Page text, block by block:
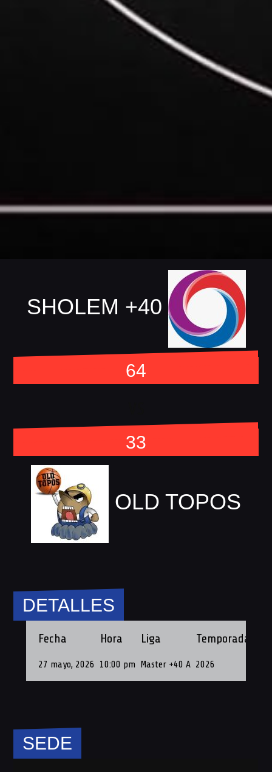
SHOLEM +40
64
33
OLD TOPOS
DETALLES
Fecha Hora Liga Temporada
27 mayo, 2026 10:00 pm Master +40 A 2026
SEDE